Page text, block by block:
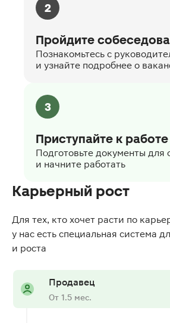
2
Пройдите
Познакомьтесь с
и узнайте подробнее о
3
Приступайте к работе
Подготовьте документы
и начните работать
Карьерный рост
Для тех, кто хочет расти по
у нас есть специальная система
и роста
Продавец
От 1.5 мес.